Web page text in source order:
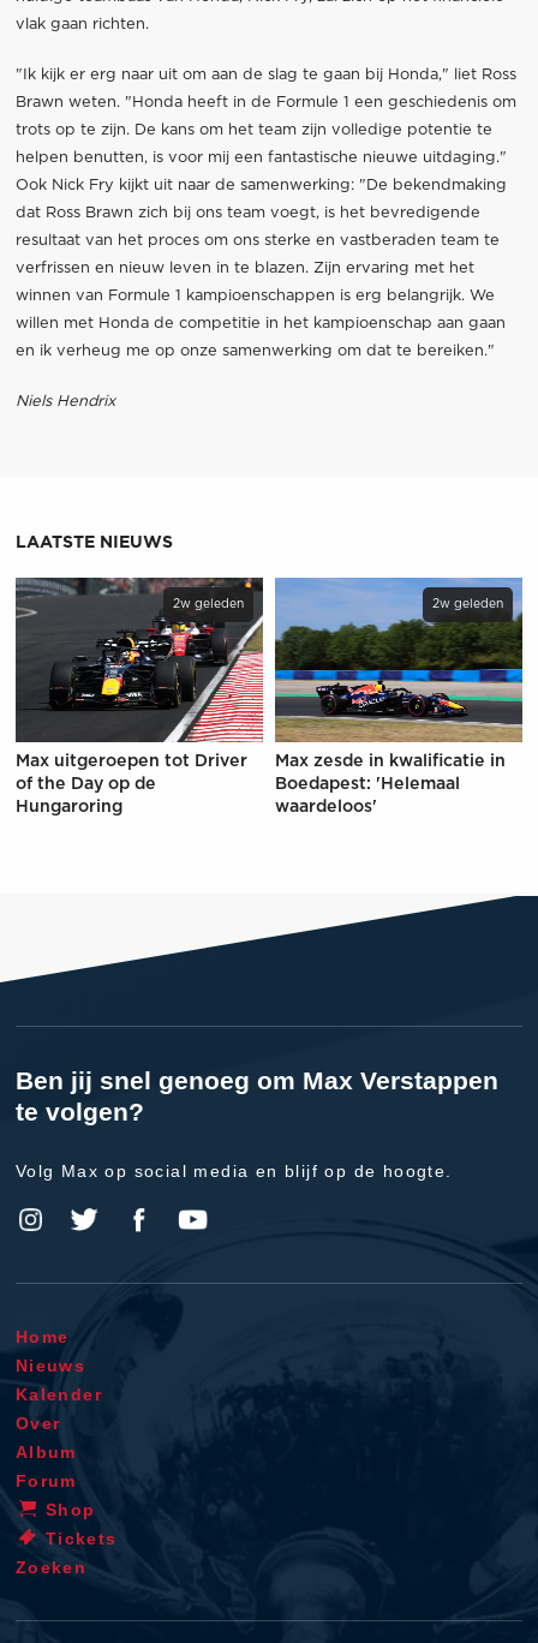
vlak gaan richten.
"Ik kijk er erg naar uit om aan de slag te gaan bij Honda," liet Ross
Brawn weten. "Honda heeft in de Formule 1 een geschiedenis om
trots op te zijn. De kans om het team zijn volledige potentie te
helpen benutten, is voor mij een fantastische nieuwe uitdaging."
Ook Nick Fry kijkt uit naar de samenwerking: "De bekendmaking
dat Ross Brawn zich bij ons team voegt, is het bevredigende
resultaat van het proces om ons sterke en vastberaden team te
verfrissen en nieuw leven in te blazen. Zijn ervaring met het
winnen van Formule 1 kampioenschappen is erg belangrijk. We
willen met Honda de competitie in het kampioenschap aan gaan
en ik verheug me op onze samenwerking om dat te bereiken."
Niels Hendrix
LAATSTE NIEUWS
2w geleden
Max uitgeroepen tot Driver
of the Day op de
Hungaroring
2w geleden
Max zesde in kwalificatie in
Boedapest: 'Helemaal
waardeloos'
Ben jij snel genoeg om Max Verstappen
te volgen?
Volg Max op social media en blijf op de hoogte.
Home
Nieuws
Kalender
Over
Album
Forum
Shop
Tickets
Zoeken